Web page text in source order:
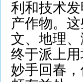
利和技术
产作物。
文、地理
终于派上
妙手回春